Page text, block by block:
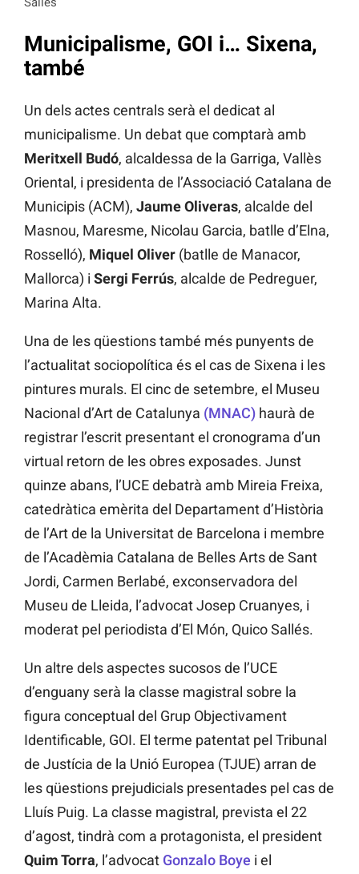
Municipalisme, GOI i… Sixena,
també
Un dels actes centrals serà el dedicat al
municipalisme. Un debat que comptarà amb
Meritxell Budó, alcaldessa de la Garriga, Vallès
Oriental, i presidenta de l’Associació Catalana de
Municipis (ACM), Jaume Oliveras, alcalde del
Masnou, Maresme, Nicolau Garcia, batlle d’Elna,
Rosselló), Miquel Oliver (batlle de Manacor,
Mallorca) i Sergi Ferrús, alcalde de Pedreguer,
Marina Alta.
Una de les qüestions també més punyents de
l’actualitat sociopolítica és el cas de Sixena i les
pintures murals. El cinc de setembre, el Museu
Nacional d’Art de Catalunya (MNAC) haurà de
registrar l’escrit presentant el cronograma d’un
virtual retorn de les obres exposades. Junst
quinze abans, l’UCE debatrà amb Mireia Freixa,
catedràtica emèrita del Departament d’Història
de l’Art de la Universitat de Barcelona i membre
de l’Acadèmia Catalana de Belles Arts de Sant
Jordi, Carmen Berlabé, exconservadora del
Museu de Lleida, l’advocat Josep Cruanyes, i
moderat pel periodista d’El Món, Quico Sallés.
Un altre dels aspectes sucosos de l’UCE
d’enguany serà la classe magistral sobre la
figura conceptual del Grup Objectivament
Identificable, GOI. El terme patentat pel Tribunal
de Justícia de la Unió Europea (TJUE) arran de
les qüestions prejudicials presentades pel cas de
Lluís Puig. La classe magistral, prevista el 22
d’agost, tindrà com a protagonista, el president
Quim Torra, l’advocat Gonzalo Boye i el